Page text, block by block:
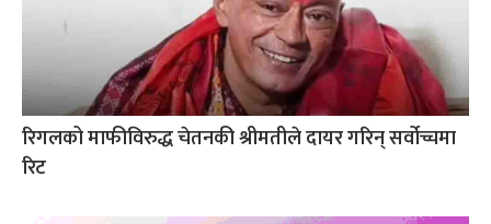
रिगलको माफीविरुद्ध चेतनकी श्रीमतीले दायर गरिन् सर्वोच्चमा
रिट